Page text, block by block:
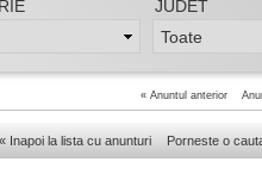
JUDET
« Anuntul anterior
« Inapoi la lista cu anunturi Porneste o